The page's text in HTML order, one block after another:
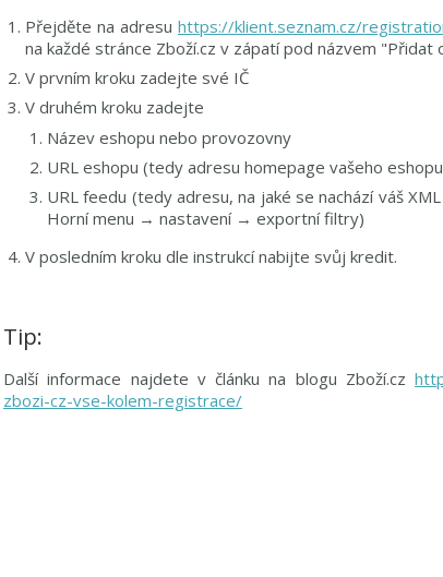
Přejděte na adresu https://klient.seznam.cz/
na každé stránce Zboží.cz v zápatí pod názvem "Přidat
V prvním kroku zadejte své IČ
V druhém kroku zadejte
Název eshopu nebo provozovny
URL eshopu (tedy adresu homepage vašeho
URL feedu (tedy adresu, na jaké se nachází váš
Horní menu → nastavení → exportní filtry)
V posledním kroku dle instrukcí nabijte svůj kredit.
Tip:
Další informace najdete v článku na blogu Zboží.cz
zbozi-cz-vse-kolem-registrace/